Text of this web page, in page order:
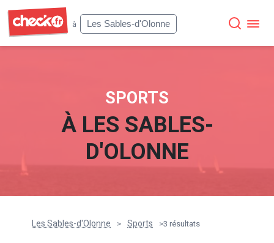
à
Les Sables-d'Olonne
SPORTS
À LES SABLES-
D'OLONNE
Les Sables-d'Olonne > Sports >3 résultats